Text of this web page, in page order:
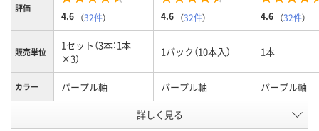
評価
4.6 （32件） 4.6 （32件） 4.6 （32件）
販売単位
1セット（3本：1本
×3）
1パック（10本入） 1本
カラー パープル軸 パープル軸 パープル軸
2色
詳しく見る